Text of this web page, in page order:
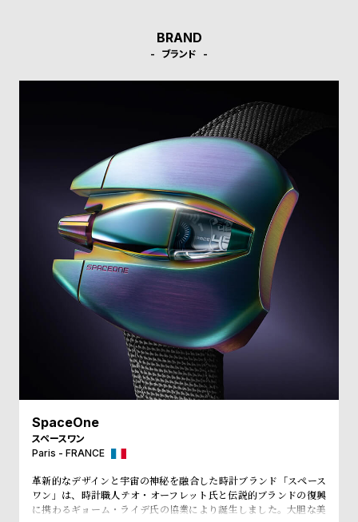
ス
BRAND
ブランド
SpaceOne
スペースワン
Paris - FRANCE
革新的なデザインと宇宙の神秘を融合した時計ブランド「スペース
ワン」は、時計職人テオ・オーフレット氏と伝説的ブランドの復興
に携わるギョーム・ライデ氏の協業により誕生しました。大胆な美